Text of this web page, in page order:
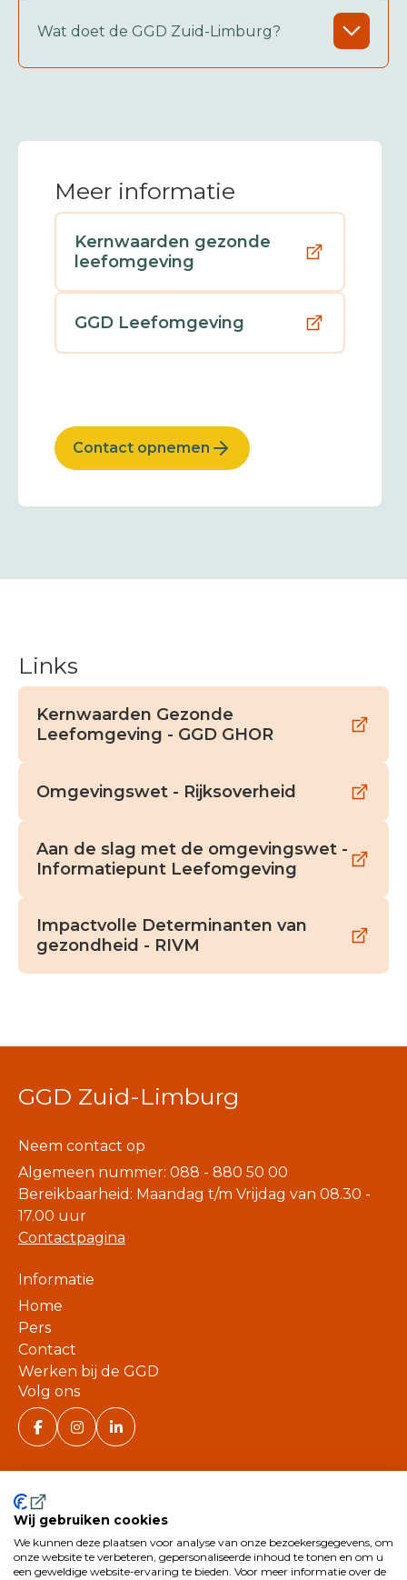
Wat doet de GGD Zuid-Limburg?
Meer informatie
Kernwaarden gezonde
leefomgeving
GGD Leefomgeving
Contact opnemen
Links
Kernwaarden Gezonde
Leefomgeving - GGD GHOR
Omgevingswet - Rijksoverheid
Aan de slag met de omgevingswet -
Informatiepunt Leefomgeving
Impactvolle Determinanten van
gezondheid - RIVM
GGD Zuid-Limburg
Neem contact op
Algemeen nummer: 088 - 880 50 00
Bereikbaarheid: Maandag t/m Vrijdag van 08.30 -
17.00 uur
Contactpagina
Informatie
Home
Pers
Contact
Werken bij de GGD
Volg ons
©
2026
Wij gebruiken cookies
We kunnen deze plaatsen voor analyse van onze bezoekersgegevens, om
onze website te verbeteren, gepersonaliseerde inhoud te tonen en om u
een geweldige website-ervaring te bieden. Voor meer informatie over de